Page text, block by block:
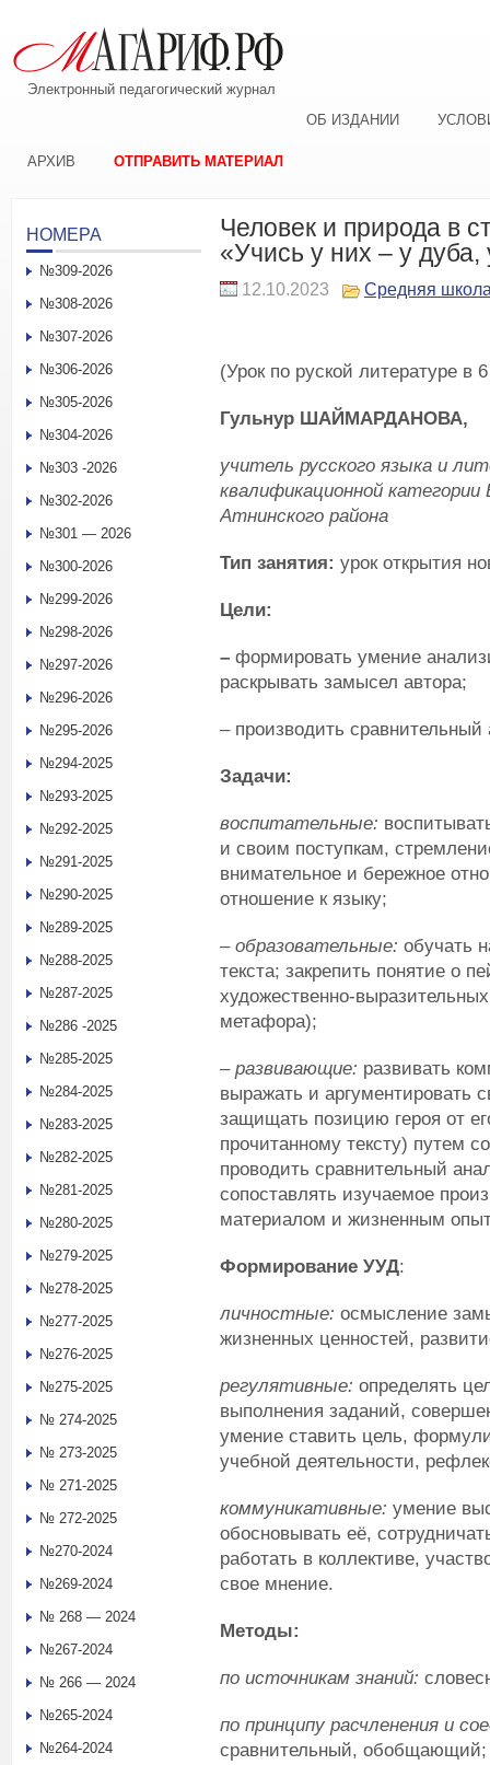
Электронный педагогический журнал
ОБ ИЗДАНИИ
АРХИВ ОТПРАВИТЬ МАТЕРИАЛ
Человек и природа в
«Учись у них – у
12.10.2023 Средняя
(Урок по руской литературе в
Гульнур ШАЙМАРДАНОВА,
учитель русского языка и
квалификационной
Атнинского района
Тип занятия: урок открытия
Цели:
– формировать умение
раскрывать замысел автора;
– производить сравнительный
Задачи:
воспитательные:
и своим поступкам,
внимательное и бережное
отношение к языку;
– образовательные: обучать
текста; закрепить понятие о
художественно-
метафора);
– развивающие: развивать
выражать и аргументировать
защищать позицию героя от
прочитанному тексту) путем
проводить сравнительный
сопоставлять изучаемое
материалом и жизненным
Формирование УУД:
личностные: осмысление
жизненных ценностей,
регулятивные: определять
выполнения заданий,
умение ставить цель,
учебной деятельности,
коммуникативные: умение
обосновывать её,
работать в коллективе,
свое мнение.
Методы:
по источникам знаний:
по принципу расчленения и
сравнительный, обобщающий;
НОМЕРА
№309-2026
№308-2026
№307-2026
№306-2026
№305-2026
№304-2026
№303 -2026
№302-2026
№301 — 2026
№300-2026
№299-2026
№298-2026
№297-2026
№296-2026
№295-2026
№294-2025
№293-2025
№292-2025
№291-2025
№290-2025
№289-2025
№288-2025
№287-2025
№286 -2025
№285-2025
№284-2025
№283-2025
№282-2025
№281-2025
№280-2025
№279-2025
№278-2025
№277-2025
№276-2025
№275-2025
№ 274-2025
№ 273-2025
№ 271-2025
№ 272-2025
№270-2024
№269-2024
№ 268 — 2024
№267-2024
№ 266 — 2024
№265-2024
№264-2024